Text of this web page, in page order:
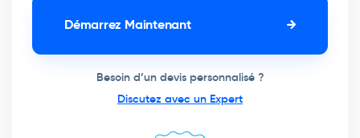
Démarrez Maintenant
Besoin d’un devis personnalisé ?
Discutez avec un Expert